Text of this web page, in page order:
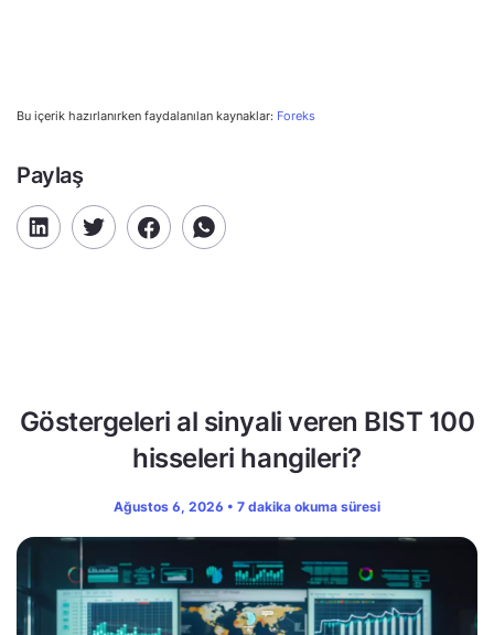
Bu içerik hazırlanırken faydalanılan kaynaklar: Foreks
Paylaş
Göstergeleri al sinyali veren BIST 100
hisseleri hangileri?
Ağustos 6, 2026 • 7 dakika okuma süresi